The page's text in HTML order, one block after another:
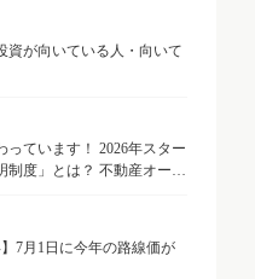
資が向いている人・向いて
っています！ 2026年スター
制度」とは？ 不動産オーナ
7月1日に今年の路線価が